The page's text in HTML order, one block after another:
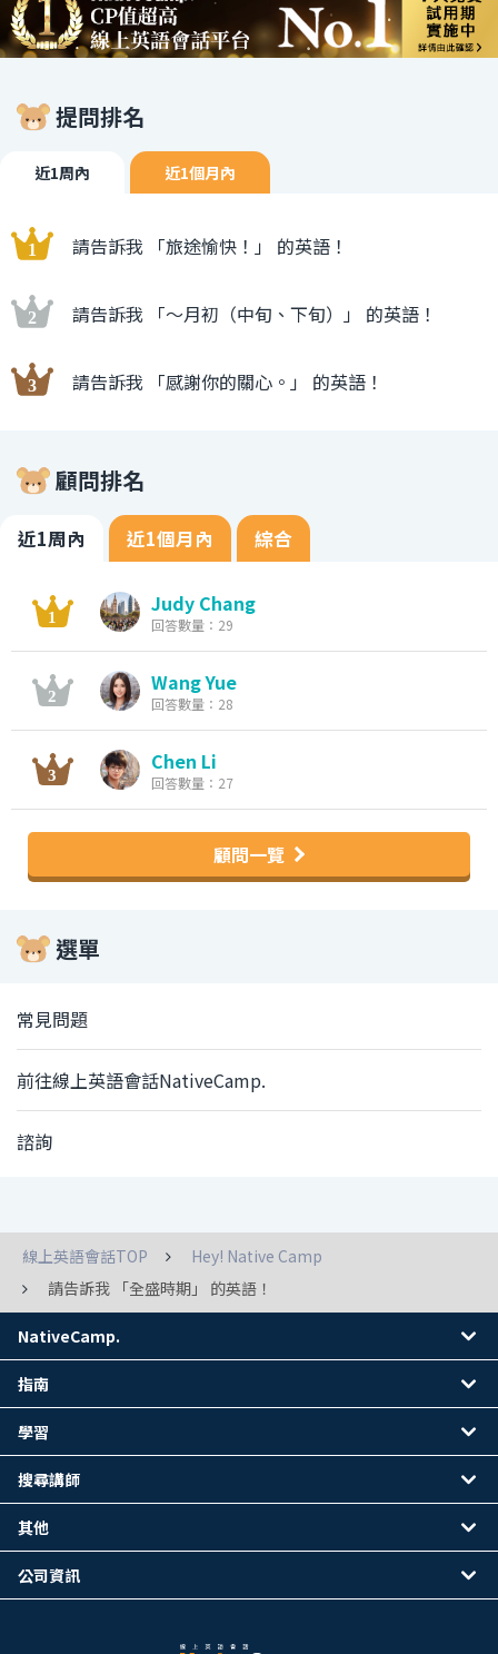
提問排名
近1周內 近1個月內
請告訴我 「旅途愉快！」 的英語！
請告訴我 「〜月初（中旬、下旬）」 的英語！
請告訴我 「感謝你的關心。」 的英語！
顧問排名
近1周內 近1個月內 綜合
Judy Chang
回答數量：29
Wang Yue
回答數量：28
Chen Li
回答數量：27
顧問一覽
選單
常見問題
前往線上英語會話NativeCamp.
諮詢
線上英語會話TOP
Hey! Native Camp
請告訴我 「全盛時期」 的英語！
NativeCamp.
指南
學習
搜尋講師
其他
公司資訊